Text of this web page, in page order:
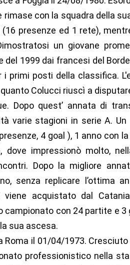
rimase con la squadra della
presenze ed 1 rete),
un giovane
del 1999 dai francesi del
primi posti della classifica.
Colucci riuscì a
Dopo quest’ annata di
varie stagioni in serie A. Un
4 goal ), 1 anno con
dove impressionò molto,
Dopo la migliore
senza replicare l’ottima
viene acquistato dal
campionato con 24 partite e
sua ascesa.
Roma il 01/04/1973.
professionistico nella